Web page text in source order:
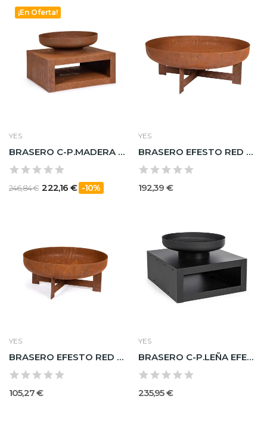
¡En Oferta!
YES
BRASERO C-P.MADERA EFESTO ROJIZO 70X38H
246,84 € 222,16 € -10%
YES
BRASERO EFESTO RED ROJIZO D70X26H
192,39 €
YES
BRASERO EFESTO RED ROJIZO D50X21H
105,27 €
YES
BRASERO C-P.LEÑA EFESTO 70X70
235,95 €